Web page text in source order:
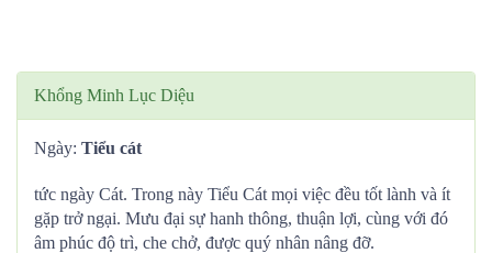
Khổng Minh Lục Diệu
Ngày: Tiểu cát
tức ngày Cát. Trong này Tiểu Cát mọi việc đều tốt lành và ít
gặp trở ngại. Mưu đại sự hanh thông, thuận lợi, cùng với đó
âm phúc độ trì, che chở, được quý nhân nâng đỡ.